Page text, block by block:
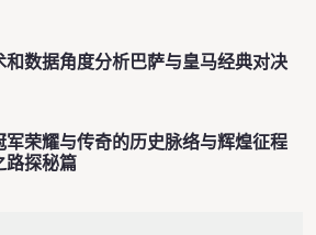
和数据角度分析巴萨与皇马经典对决
军荣耀与传奇的历史脉络与辉煌征程
路探秘篇